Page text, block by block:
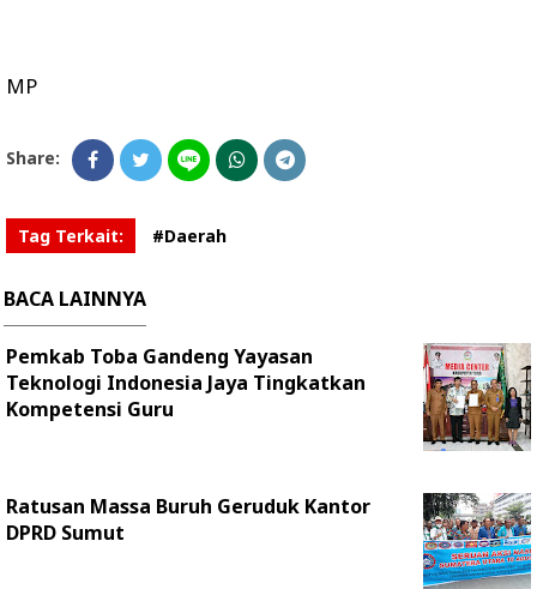
MP
Share:
Tag Terkait: #Daerah
BACA LAINNYA
Pemkab Toba Gandeng Yayasan
Teknologi Indonesia Jaya Tingkatkan
Kompetensi Guru
Ratusan Massa Buruh Geruduk Kantor
DPRD Sumut